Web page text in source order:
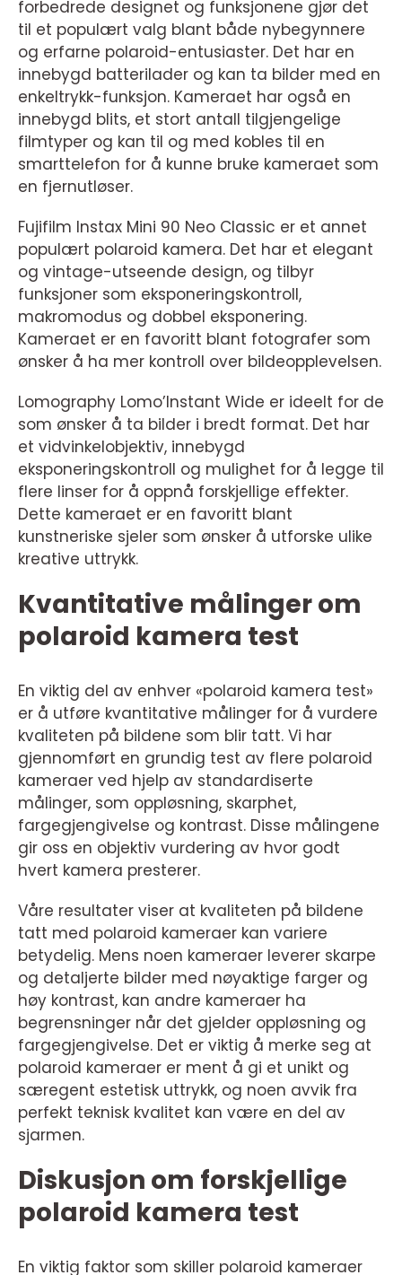
forbedrede designet og funksjonene gjør det
til et populært valg blant både nybegynnere
og erfarne polaroid-entusiaster. Det har en
innebygd batterilader og kan ta bilder med en
enkeltrykk-funksjon. Kameraet har også en
innebygd blits, et stort antall tilgjengelige
filmtyper og kan til og med kobles til en
smarttelefon for å kunne bruke kameraet som
en fjernutløser.
Fujifilm Instax Mini 90 Neo Classic er et annet
populært polaroid kamera. Det har et elegant
og vintage-utseende design, og tilbyr
funksjoner som eksponeringskontroll,
makromodus og dobbel eksponering.
Kameraet er en favoritt blant fotografer som
ønsker å ha mer kontroll over bildeopplevelsen.
Lomography Lomo’Instant Wide er ideelt for de
som ønsker å ta bilder i bredt format. Det har
et vidvinkelobjektiv, innebygd
eksponeringskontroll og mulighet for å legge til
flere linser for å oppnå forskjellige effekter.
Dette kameraet er en favoritt blant
kunstneriske sjeler som ønsker å utforske ulike
kreative uttrykk.
Kvantitative målinger om
polaroid kamera test
En viktig del av enhver «polaroid kamera test»
er å utføre kvantitative målinger for å vurdere
kvaliteten på bildene som blir tatt. Vi har
gjennomført en grundig test av flere polaroid
kameraer ved hjelp av standardiserte
målinger, som oppløsning, skarphet,
fargegjengivelse og kontrast. Disse målingene
gir oss en objektiv vurdering av hvor godt
hvert kamera presterer.
Våre resultater viser at kvaliteten på bildene
tatt med polaroid kameraer kan variere
betydelig. Mens noen kameraer leverer skarpe
og detaljerte bilder med nøyaktige farger og
høy kontrast, kan andre kameraer ha
begrensninger når det gjelder oppløsning og
fargegjengivelse. Det er viktig å merke seg at
polaroid kameraer er ment å gi et unikt og
særegent estetisk uttrykk, og noen avvik fra
perfekt teknisk kvalitet kan være en del av
sjarmen.
Diskusjon om forskjellige
polaroid kamera test
En viktig faktor som skiller polaroid kameraer